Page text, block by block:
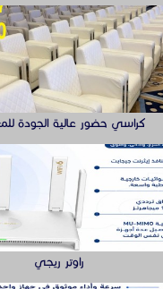
راوتر ريجي
سويتش ريجي سرعة وأداء موثوق